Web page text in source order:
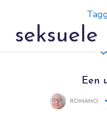
Een
ROMANO